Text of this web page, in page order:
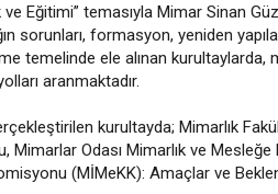
ve Eğitimi” temasıyla Mimar Sinan
sorunları, formasyon, yeniden
temelinde ele alınan kurultaylarda,
aranmaktadır.
kurultayda; Mimarlık
Mimarlar Odası Mimarlık ve
(MİMeKK): Amaçlar ve